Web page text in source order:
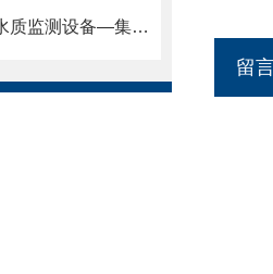
ph电导率水温在线水质监测设备—集成了多种水质参数监测功能的系统
留